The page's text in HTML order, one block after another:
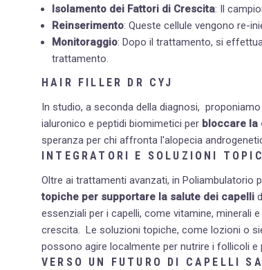
Isolamento dei Fattori di Crescita: Il
Reinserimento: Queste cellule vengono re-
Monitoraggio: Dopo il trattamento, si
trattamento.
HAIR FILLER DR CYJ
In studio, a seconda della diagnosi, proponiamo
ialuronico e peptidi biomimetici per bloccare
speranza per chi affronta l'alopecia
INTEGRATORI E SOLUZIONI
Oltre ai trattamenti avanzati, in Poliambulatorio
topiche per supportare la salute dei capelli
essenziali per i capelli, come vitamine, minerali
crescita.
Le soluzioni topiche, come lozioni o
possono agire localmente per nutrire i follicoli e
VERSO UN FUTURO DI CAPELLI